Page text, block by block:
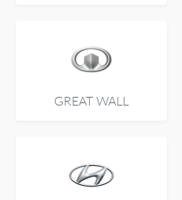
GREAT WALL